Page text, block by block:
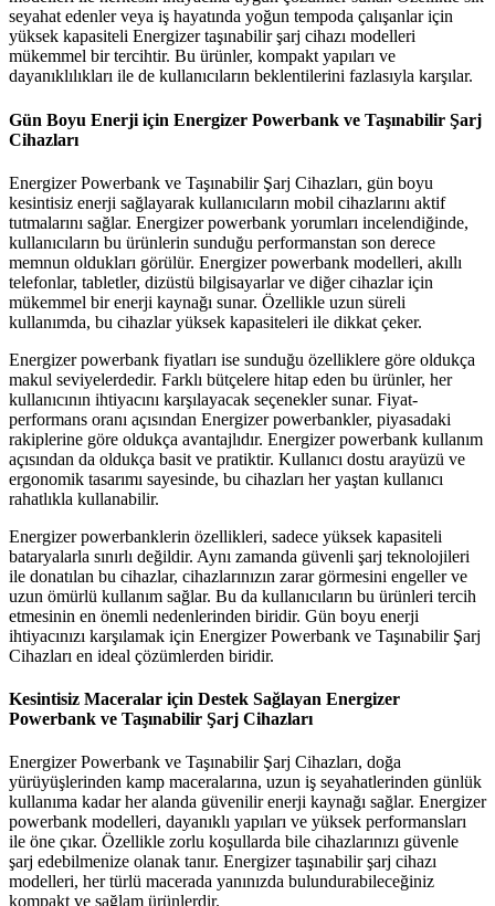
seyahat edenler veya iş hayatında yoğun tempoda çalışanlar için
yüksek kapasiteli Energizer taşınabilir şarj cihazı modelleri
mükemmel bir tercihtir. Bu ürünler, kompakt yapıları ve
dayanıklılıkları ile de kullanıcıların beklentilerini fazlasıyla karşılar.
Gün Boyu Enerji için Energizer Powerbank ve Taşınabilir Şarj
Cihazları
Energizer Powerbank ve Taşınabilir Şarj Cihazları, gün boyu
kesintisiz enerji sağlayarak kullanıcıların mobil cihazlarını aktif
tutmalarını sağlar. Energizer powerbank yorumları incelendiğinde,
kullanıcıların bu ürünlerin sunduğu performanstan son derece
memnun oldukları görülür. Energizer powerbank modelleri, akıllı
telefonlar, tabletler, dizüstü bilgisayarlar ve diğer cihazlar için
mükemmel bir enerji kaynağı sunar. Özellikle uzun süreli
kullanımda, bu cihazlar yüksek kapasiteleri ile dikkat çeker.
Energizer powerbank fiyatları ise sunduğu özelliklere göre oldukça
makul seviyelerdedir. Farklı bütçelere hitap eden bu ürünler, her
kullanıcının ihtiyacını karşılayacak seçenekler sunar. Fiyat-
performans oranı açısından Energizer powerbankler, piyasadaki
rakiplerine göre oldukça avantajlıdır. Energizer powerbank kullanım
açısından da oldukça basit ve pratiktir. Kullanıcı dostu arayüzü ve
ergonomik tasarımı sayesinde, bu cihazları her yaştan kullanıcı
rahatlıkla kullanabilir.
Energizer powerbanklerin özellikleri, sadece yüksek kapasiteli
bataryalarla sınırlı değildir. Aynı zamanda güvenli şarj teknolojileri
ile donatılan bu cihazlar, cihazlarınızın zarar görmesini engeller ve
uzun ömürlü kullanım sağlar. Bu da kullanıcıların bu ürünleri tercih
etmesinin en önemli nedenlerinden biridir. Gün boyu enerji
ihtiyacınızı karşılamak için Energizer Powerbank ve Taşınabilir Şarj
Cihazları en ideal çözümlerden biridir.
Kesintisiz Maceralar için Destek Sağlayan Energizer
Powerbank ve Taşınabilir Şarj Cihazları
Energizer Powerbank ve Taşınabilir Şarj Cihazları, doğa
yürüyüşlerinden kamp maceralarına, uzun iş seyahatlerinden günlük
kullanıma kadar her alanda güvenilir enerji kaynağı sağlar. Energizer
powerbank modelleri, dayanıklı yapıları ve yüksek performansları
ile öne çıkar. Özellikle zorlu koşullarda bile cihazlarınızı güvenle
şarj edebilmenize olanak tanır. Energizer taşınabilir şarj cihazı
modelleri, her türlü macerada yanınızda bulundurabileceğiniz
kompakt ve sağlam ürünlerdir.